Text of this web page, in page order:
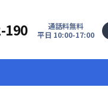
190
通話料無料
平日 10:00-17:00